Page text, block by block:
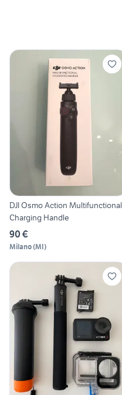
DJI Osmo Action Multifunctional
Charging Handle
90 €
Milano(MI)